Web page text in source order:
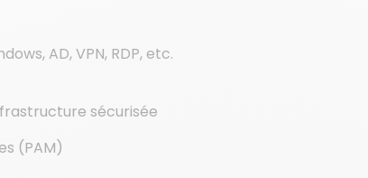
AD, VPN, RDP, etc.
sécurisée
(PAM)